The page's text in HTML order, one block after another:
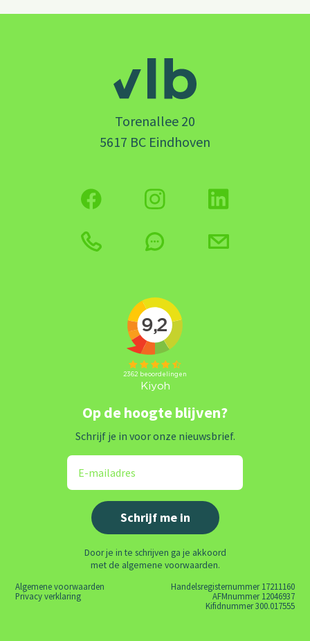
Torenallee 20
5617 BC Eindhoven
Op de hoogte blijven?
Schrijf je in voor onze nieuwsbrief.
Door je in te schrijven ga je akkoord
met de algemene voorwaarden.
Algemene voorwaarden
Privacy verklaring
Handelsregisternummer 17211160
AFMnummer 12046937
Kifidnummer 300.017555